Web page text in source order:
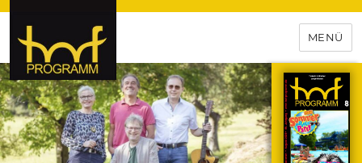
hof-programm – das
Veranstaltungsportal für
Hochfranken
MENÜ